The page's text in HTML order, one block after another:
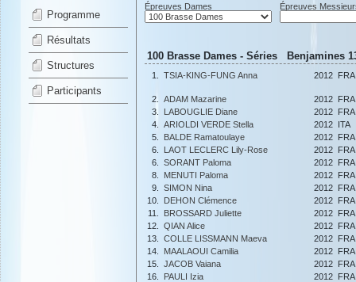
Programme
Résultats
Structures
Participants
Épreuves Dames Épreuves
100 Brasse Dames - Séries Benjamines
1. TSIA-KING-FUNG Anna 2012 FRA
2. ADAM Mazarine 2012 FRA
3.
LABOUGLIE Diane 2012 FRA
4.
ARIOLDI VERDE Stella 2012 ITA
5.
BALDE Ramatoulaye 2012 FRA
6.
LAOT LECLERC Lily-Rose 2012 FRA
6.
SORANT Paloma 2012 FRA
8.
MENUTI Paloma 2012 FRA
9.
SIMON Nina 2012 FRA
10.
DEHON Clémence 2012 FRA
11.
BROSSARD Juliette 2012 FRA
12.
QIAN Alice 2012 FRA
13.
COLLE LISSMANN Maeva 2012 FRA
14.
MAALAOUI Camilia 2012 FRA
15.
JACOB Vaiana 2012 FRA
16.
PAULI Izia 2012 FRA